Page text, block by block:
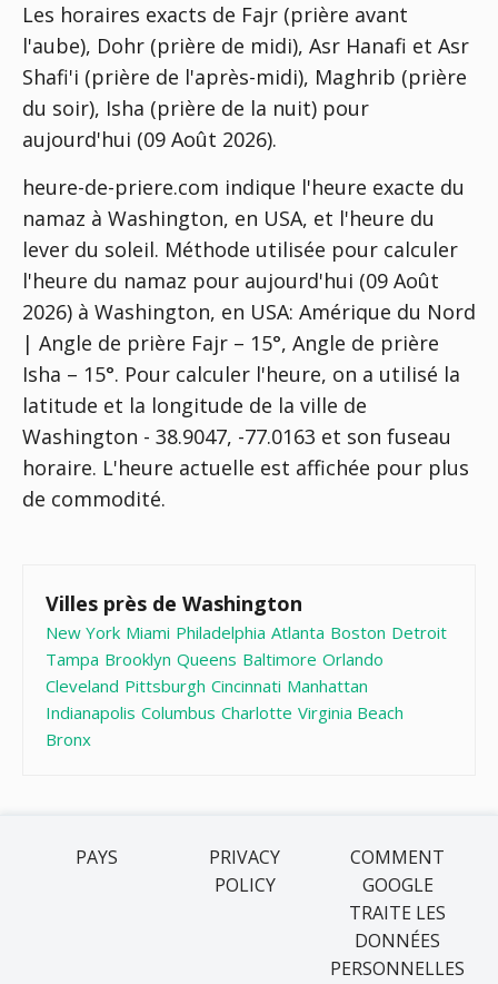
Les horaires exacts de Fajr (prière avant
l'aube), Dohr (prière de midi), Asr Hanafi et Asr
Shafi'i (prière de l'après-midi), Maghrib (prière
du soir), Isha (prière de la nuit) pour
aujourd'hui (09 Août 2026).
heure-de-priere.com indique l'heure exacte du
namaz à Washington, en USA, et l'heure du
lever du soleil. Méthode utilisée pour calculer
l'heure du namaz pour aujourd'hui (09 Août
2026) à Washington, en USA: Amérique du Nord
| Angle de prière Fajr – 15°, Angle de prière
Isha – 15°. Pour calculer l'heure, on a utilisé la
latitude et la longitude de la ville de
Washington - 38.9047, -77.0163 et son fuseau
horaire. L'heure actuelle est affichée pour plus
de commodité.
Villes près de Washington
New York Miami Philadelphia Atlanta Boston Detroit
Tampa Brooklyn Queens Baltimore Orlando
Cleveland Pittsburgh Cincinnati Manhattan
Indianapolis Columbus Charlotte Virginia Beach
Bronx
PAYS
PRIVACY
POLICY
COMMENT
GOOGLE
TRAITE LES
DONNÉES
PERSONNELLES